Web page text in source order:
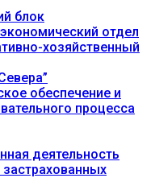
блок
отдел
хозяйственный
обеспечение и
процесса
деятельность